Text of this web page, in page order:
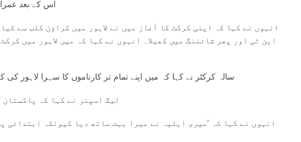
اس کے بعد
این ٹی اور پھر شائننگ میں کھیلا۔ انہوں نے کہا کہ میں لاہور میں
41 سالہ کرکٹر نے کہا کہ میں اپنے تمام تر کارناموں کا سہرا
لیگ اسپنر نے کہا کہ
انہوں نے کہا کہ ‘میری اہلیہ نے میرا بہت ساتھ دیا کیونکہ